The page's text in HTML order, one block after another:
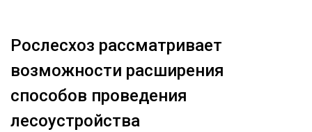
ЛЕСНОЕ ХОЗЯЙСТВО
ЭКСПЕРТНОЕ МНЕНИЕ
Рослесхоз рассматривает
возможности расширения
способов проведения
лесоустройства